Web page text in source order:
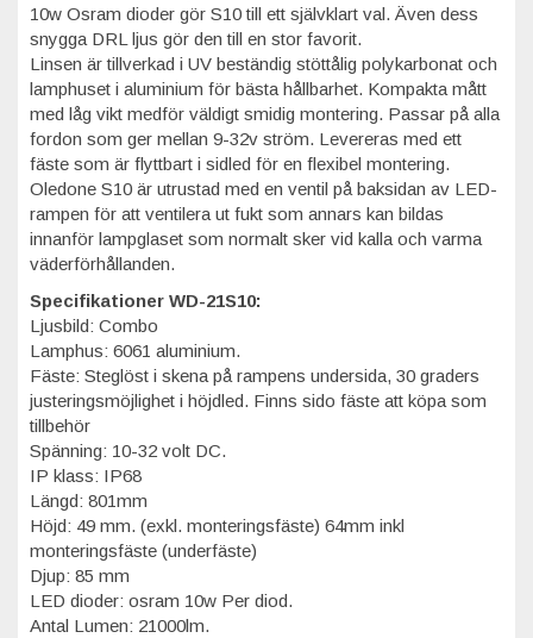
10w Osram dioder gör S10 till ett självklart val. Även dess
snygga DRL ljus gör den till en stor favorit.
Linsen är tillverkad i UV beständig stöttålig polykarbonat och
lamphuset i aluminium för bästa hållbarhet. Kompakta mått
med låg vikt medför väldigt smidig montering. Passar på alla
fordon som ger mellan 9-32v ström. Levereras med ett
fäste som är flyttbart i sidled för en flexibel montering.
Oledone S10 är utrustad med en ventil på baksidan av LED-
rampen för att ventilera ut fukt som annars kan bildas
innanför lampglaset som normalt sker vid kalla och varma
väderförhållanden.
Specifikationer WD-21S10:
Ljusbild: Combo
Lamphus: 6061 aluminium.
Fäste: Steglöst i skena på rampens undersida, 30 graders
justeringsmöjlighet i höjdled. Finns sido fäste att köpa som
tillbehör
Spänning: 10-32 volt DC.
IP klass: IP68
Längd: 801mm
Höjd: 49 mm. (exkl. monteringsfäste) 64mm inkl
monteringsfäste (underfäste)
Djup: 85 mm
LED dioder: osram 10w Per diod.
Antal Lumen: 21000lm.